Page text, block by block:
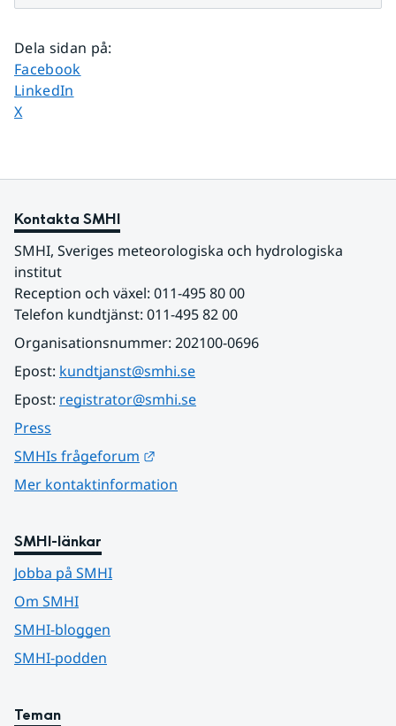
Dela sidan på:
Dela sidan på
Facebook
Dela sidan på
LinkedIn
Dela sidan på
X
Kontakta SMHI
SMHI, Sveriges meteorologiska och hydrologiska
institut
Reception och växel: 011-495 80 00
Telefon kundtjänst: 011-495 82 00
Organisationsnummer: 202100-0696
Epost: kundtjanst@smhi.se
Epost: registrator@smhi.se
Press
SMHIs frågeforum
Mer kontaktinformation
SMHI-länkar
Jobba på SMHI
Om SMHI
SMHI-bloggen
SMHI-podden
Teman